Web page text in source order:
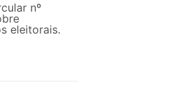
nº
eleitorais.